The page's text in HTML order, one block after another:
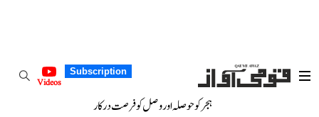
Subscription
Videos
ہجر کو حوصلہ اور وصل کو فرصت درکار